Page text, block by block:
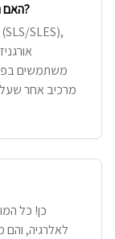
האם המוצרים שלכם נקיים ממרכיבים מזיקים אחרים?
משתמשים
מרכיב אחר
כן! כל
לאלרגיה, והם